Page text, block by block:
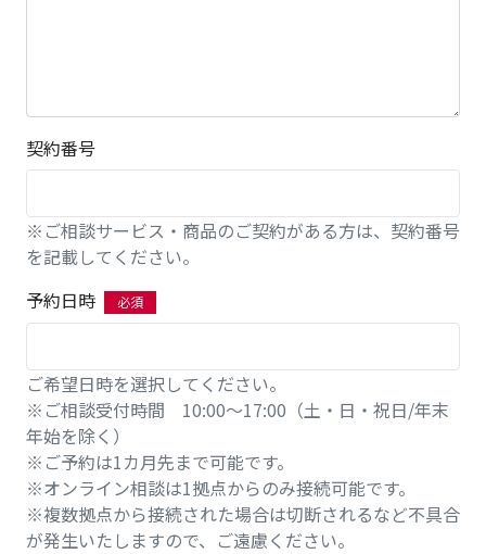
契約番号
※ご相談サービス・商品のご契約がある方は、契約番号
を記載してください。
予約日時
ご希望日時を選択してください。
※ご相談受付時間 10:00～17:00（土・日・祝日/年末
年始を除く）
※ご予約は1カ月先まで可能です。
※オンライン相談は1拠点からのみ接続可能です。
※複数拠点から接続された場合は切断されるなど不具合
が発生いたしますので、ご遠慮ください。